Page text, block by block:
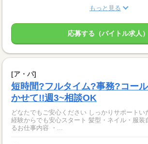
もっと見る
応募する（バイトル求人）
[ア・パ]
短時間?フルタイム?事務?コー
かせて!!週3~相談OK
どなたでもご安心ください しっかりサポートい
経験からでも安心スタート 髪型・ネイル・服装
るお仕事内容 ・...